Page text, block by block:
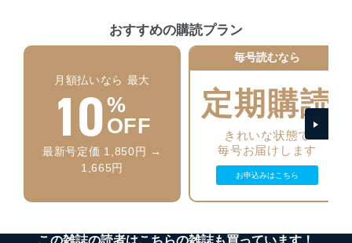
機器に標準装備されているユーザー制御機能（ユ
ーザーアカウント制御）により、個人情報データ
ベース等を取り扱う情報システムを使用する従業
外部からの不正アクセス等の防止
個人データを取り扱う機器等のオペレーティング
システムを最新の状態に保持しています。
個人データを取り扱う機器等にセキュリティ対策
ソフトウェア等を導入し、自動更新 機能等の活用
により、これを最新状態としています。
情報システムの使用に伴う漏洩等の防止
おすすめの購読プラン
月額払いなら 最大
10%
OFF
最新号定価 1,850円 →
1,665円
毎号読むなら
定期購読
きれいな状態で
毎号お届けします
お申込みはこちら